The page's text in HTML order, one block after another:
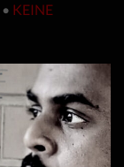
• KEINE